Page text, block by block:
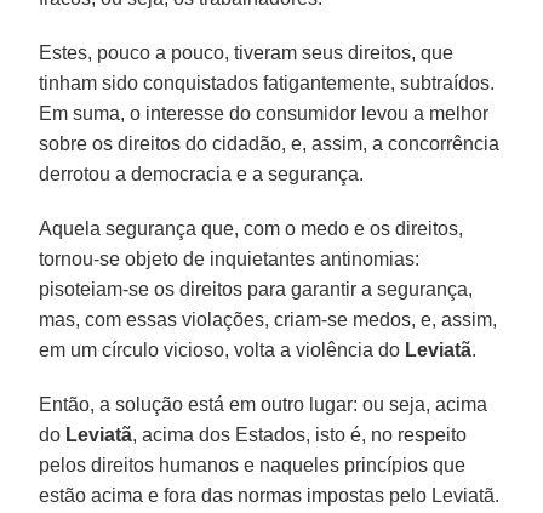
Estes, pouco a pouco, tiveram seus direitos, que
tinham sido conquistados fatigantemente, subtraídos.
Em suma, o interesse do consumidor levou a melhor
sobre os direitos do cidadão, e, assim, a concorrência
derrotou a democracia e a segurança.
Aquela segurança que, com o medo e os direitos,
tornou-se objeto de inquietantes antinomias:
pisoteiam-se os direitos para garantir a segurança,
mas, com essas violações, criam-se medos, e, assim,
em um círculo vicioso, volta a violência do Leviatã.
Então, a solução está em outro lugar: ou seja, acima
do Leviatã, acima dos Estados, isto é, no respeito
pelos direitos humanos e naqueles princípios que
estão acima e fora das normas impostas pelo Leviatã.